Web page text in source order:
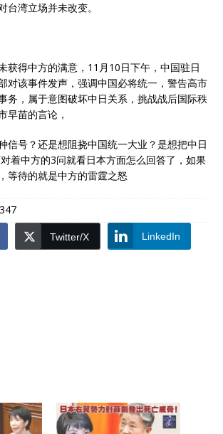
台湾立场并未改变。
获得中方的满意，11月10日下午，中国驻日
对该事件发声，强调中国必将统一，警告高市
务，属于意图破坏中日关系，挑战战后国际秩
早苗的言论，
信号？还是想阻挠中国统一大业？是想把中日
着中方的3问就看日本方面怎么回答了，如果
等待的就是中方的雷霆之怒
Twitter/X LinkedIn